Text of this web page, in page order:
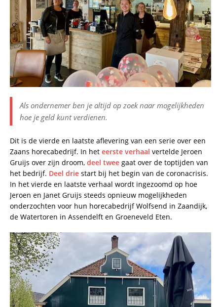
Als ondernemer ben je altijd op zoek naar mogelijkheden
hoe je geld kunt verdienen.
Dit is de vierde en laatste aflevering van een serie over een
Zaans horecabedrijf. In het eerste verhaal vertelde Jeroen
Gruijs over zijn droom, deel twee gaat over de toptijden van
het bedrijf. Deel drie start bij het begin van de coronacrisis.
In het vierde en laatste verhaal wordt ingezoomd op hoe
Jeroen en Janet Gruijs steeds opnieuw mogelijkheden
onderzochten voor hun horecabedrijf Wolfsend in Zaandijk,
de Watertoren in Assendelft en Groeneveld Eten.